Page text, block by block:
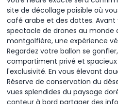
site de décollage paisible où
café arabe et des dattes. Avant
spectacle de drones au monde
montgolfière, une expérience
Regardez votre ballon se
compartiment privé et
l'exclusivité. En vous élevant
Réserve de conservation du
vues splendides du paysage
conteur à bord partager des